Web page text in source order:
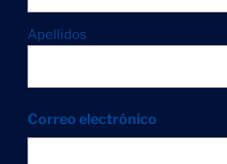
Apellidos
Correo electrónico